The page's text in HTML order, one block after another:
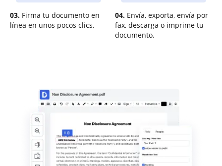
03. Firma tu documento en
línea en unos pocos clics.
04. Envía, exporta, envía por
fax, descarga o imprime tu
documento.